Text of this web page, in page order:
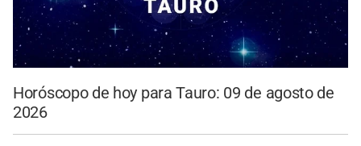
Horóscopo de hoy para Tauro: 09 de agosto de
2026